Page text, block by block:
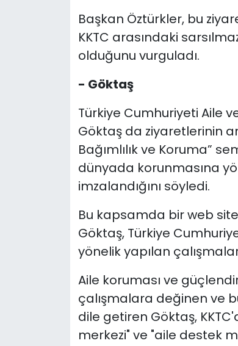
Başkan Öztürkler, bu
KKTC arasındaki
olduğunu vurguladı.
- Göktaş
Türkiye Cumhuriyeti Aile
Göktaş da ziyaretlerinin
Bağımlılık ve Koruma”
dünyada korunmasına
imzalandığını söyledi.
Bu kapsamda bir web
Göktaş, Türkiye
yönelik yapılan
Aile koruması ve
çalışmalara değinen ve
dile getiren Göktaş,
merkezi" ve "aile destek